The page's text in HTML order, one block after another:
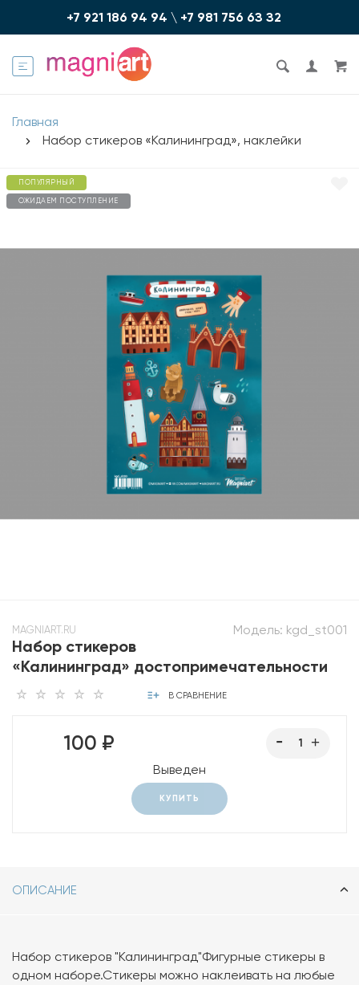
+7 921 186 94 94 \ +7 981 756 6З З2
Главная
Набор стикеров «Калининград», наклейки
ПОПУЛЯРНЫЙ
ОЖИДАЕМ ПОСТУПЛЕНИЕ
Модель: kgd_st001
MAGNIART.RU
Набор стикеров
«Калининград» достопримечательности
В СРАВНЕНИЕ
100 ₽
Выведен
КУПИТЬ
ОПИСАНИЕ
Набор стикеров "Калининград"Фигурные стикеры в
одном наборе.Стикеры можно наклеивать на любые